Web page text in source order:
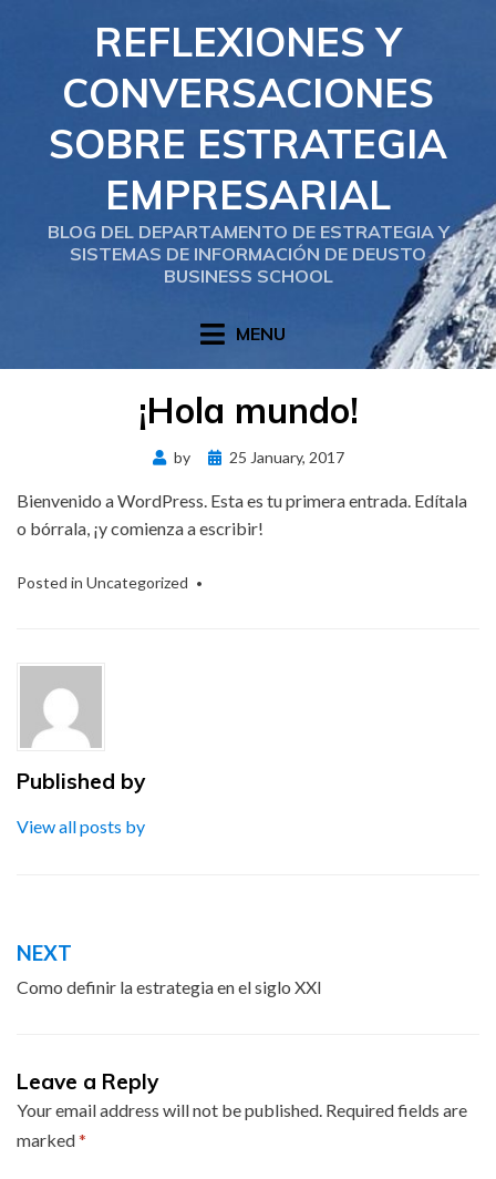
REFLEXIONES Y
CONVERSACIONES
SOBRE ESTRATEGIA
EMPRESARIAL
BLOG DEL DEPARTAMENTO DE ESTRATEGIA Y
SISTEMAS DE INFORMACIÓN DE DEUSTO
BUSINESS SCHOOL
MENU
¡Hola mundo!
by
Posted
25 January, 2017
Bienvenido a WordPress. Esta es tu primera entrada. Edítala
o bórrala, ¡y comienza a escribir!
Posted in Uncategorized
Published by
View all posts by
navigation
NEXT
Como definir la estrategia en el siglo XXI
Leave a Reply
Your email address will not be published. Required fields are
marked*